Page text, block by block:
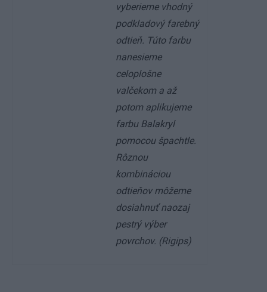
vyberieme vhodný
podkladový farebný
odtieň. Túto farbu
nanesieme
celoplošne
valčekom a až
potom aplikujeme
farbu Balakryl
pomocou špachtle.
Rôznou
kombináciou
odtieňov môžeme
dosiahnuť naozaj
pestrý výber
povrchov. (Rigips)